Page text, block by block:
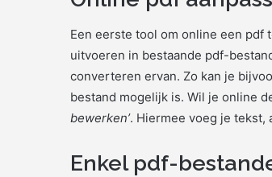
Een eerste tool om online een pdf
uitvoeren in bestaande pdf-
converteren ervan. Zo kan je
bestand mogelijk is. Wil je online
bewerken’. Hiermee voeg je tekst,
Enkel pdf-